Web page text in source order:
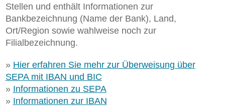
Stellen und enthält Informationen zur
Bankbezeichnung (Name der Bank), Land,
Ort/Region sowie wahlweise noch zur
Filialbezeichnung.
» Hier erfahren Sie mehr zur Überweisung über
SEPA mit IBAN und BIC
» Informationen zu SEPA
» Informationen zur IBAN